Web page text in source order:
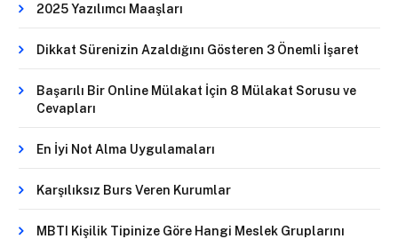
2025 Yazılımcı Maaşları
Dikkat Sürenizin Azaldığını Gösteren 3 Önemli İşaret
Başarılı Bir Online Mülakat İçin 8 Mülakat Sorusu ve
Cevapları
En İyi Not Alma Uygulamaları
Karşılıksız Burs Veren Kurumlar
MBTI Kişilik Tipinize Göre Hangi Meslek Gruplarını